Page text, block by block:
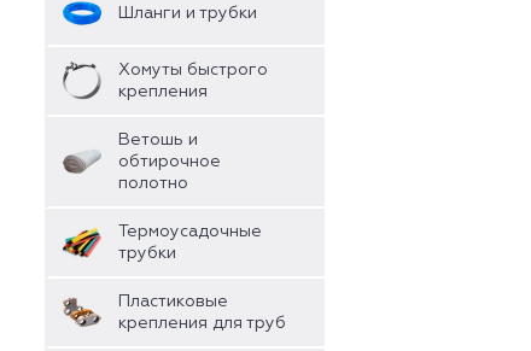
Шланги и трубки
Хомуты быстрого
крепления
Ветошь и
обтирочное
полотно
Термоусадочные
трубки
Пластиковые
крепления для труб